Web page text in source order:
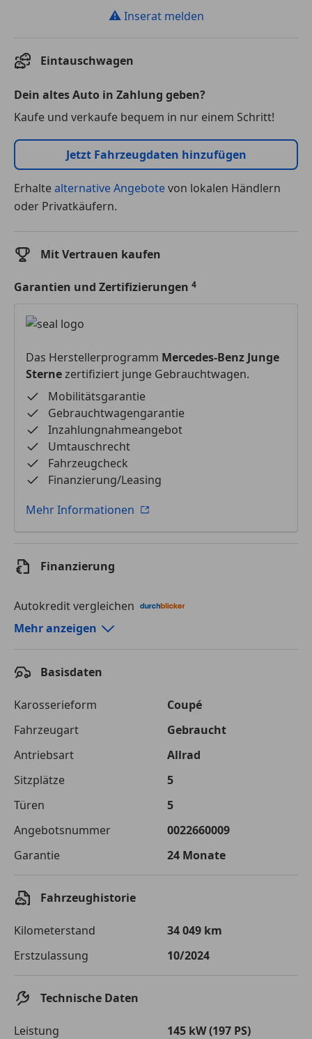
⚠ Inserat melden
Eintauschwagen
Dein altes Auto in Zahlung geben?
Kaufe und verkaufe bequem in nur einem Schritt!
Jetzt Fahrzeugdaten hinzufügen
Erhaltealternative Angebotevon lokalen Händlern
oder Privatkäufern.
Mit Vertrauen kaufen
Garantien und Zertifizierungen
Das Herstellerprogramm Mercedes-Benz Junge
Sternezertifiziert junge Gebrauchtwagen.
Mobilitätsgarantie
Gebrauchtwagengarantie
Inzahlungnahmeangebot
Umtauschrecht
Fahrzeugcheck
Finanzierung/Leasing
Mehr Informationen
Finanzierung
Autokredit vergleichen
Autokredit-Rechner von durchblicker.at
Laufzeit
120 Monate
Kreditbetrag
€ 75 000,-
Zu zahlender
Gesamtbetrag
€ 105 661,-
Einberechnete Gebühren
€ 0,-
Effektivzinsatz
7,50 %
von der von Ihnen gewählten Bank. Rückzahlungszeitraum 1-10
Jetzt berechnen
Mehr anzeigen
Basisdaten
Karosserieform
Coupé
Fahrzeugart
Gebraucht
Antriebsart
Allrad
Sitzplätze
5
Türen
5
Angebotsnummer
0022660009
Garantie
24 Monate
Fahrzeughistorie
Kilometerstand
34 049 km
Erstzulassung
10/2024
Technische Daten
Leistung
145 kW (197 PS)